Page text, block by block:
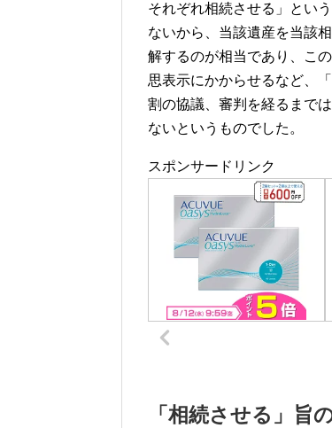
それぞれ相続させる」とい
ないから、当該遺産を当該
解するのが相当であり、こ
思表示にかからせるなど、
割の協議、審判を経るまで
ないというものでした。
スポンサードリンク
「相続させる」旨